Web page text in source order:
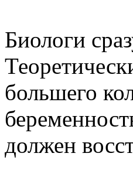
Биологи
большего
должен